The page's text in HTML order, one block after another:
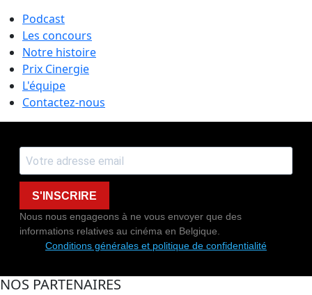
Podcast
Les concours
Notre histoire
Prix Cinergie
L'équipe
Contactez-nous
S'INSCRIRE
Nous nous engageons à ne vous envoyer que des
informations relatives au cinéma en Belgique.
Conditions générales et politique de confidentialité
NOS PARTENAIRES